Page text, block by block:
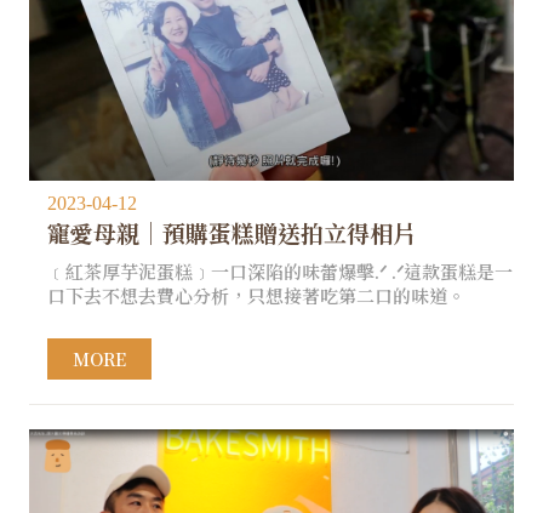
2023-04-12
寵愛母親｜預購蛋糕贈送拍立得相片
﹝紅茶厚芋泥蛋糕﹞一口深陷的味蕾爆擊.ᐟ .ᐟ這款蛋糕是一
口下去不想去費心分析，只想接著吃第二口的味道。
MORE